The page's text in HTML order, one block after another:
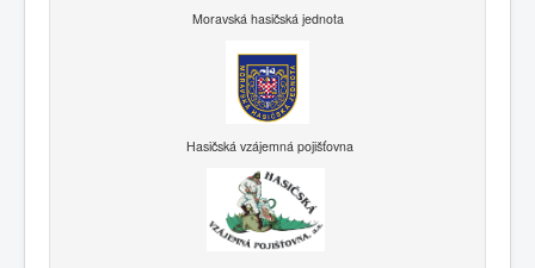
Moravská hasičská jednota
Hasičská vzájemná pojišťovna